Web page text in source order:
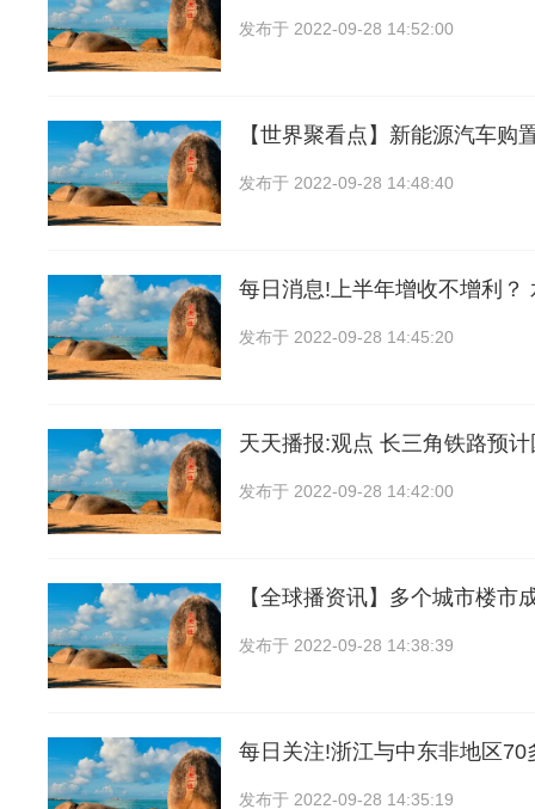
发布于 2022-09-28 14:52:00
【世界聚看点】新能源汽车购
发布于 2022-09-28 14:48:40
每日消息!上半年增收不增利？
发布于 2022-09-28 14:45:20
天天播报:观点 长三角铁路预
发布于 2022-09-28 14:42:00
【全球播资讯】多个城市楼市
发布于 2022-09-28 14:38:39
每日关注!浙江与中东非地区70
发布于 2022-09-28 14:35:19